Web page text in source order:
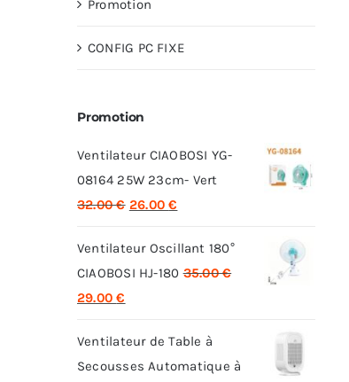
Promotion
CONFIG PC FIXE
Promotion
Ventilateur CIAOBOSI YG-
08164 25W 23cm- Vert
32.00€ Le
initial
était :
26.00€
actuel
est :
Ventilateur Oscillant 180°
CIAOBOSI HJ-180 35.00€
Le
initial
était :
29.00€
actuel
est :
Ventilateur de Table à
Secousses Automatique à